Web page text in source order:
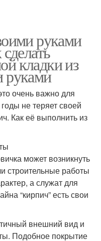
руками
кладки из
руками
очень важно для
не теряет своей
Как её выполнить из
может возникнуть
строительные работы
а служат для
“кирпич” есть свои
внешний вид и
Подобное покрытие